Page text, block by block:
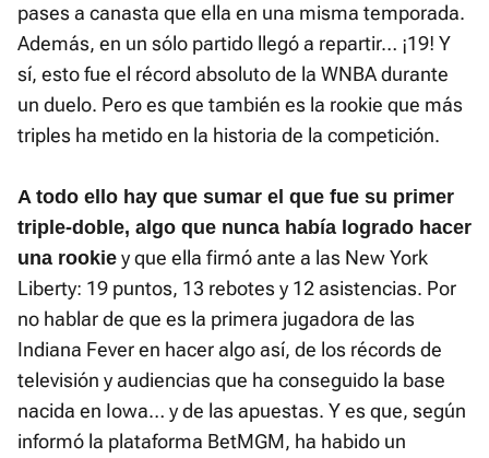
pases a canasta que ella en una misma temporada.
Además, en un sólo partido llegó a repartir… ¡19! Y
sí, esto fue el récord absoluto de la WNBA durante
un duelo. Pero es que también es la rookie que más
triples ha metido en la historia de la competición.
A todo ello hay que sumar el que fue su primer
triple-doble, algo que nunca había logrado hacer
una rookie y que ella firmó ante a las New York
Liberty: 19 puntos, 13 rebotes y 12 asistencias. Por
no hablar de que es la primera jugadora de las
Indiana Fever en hacer algo así, de los récords de
televisión y audiencias que ha conseguido la base
nacida en Iowa… y de las apuestas. Y es que, según
informó la plataforma BetMGM, ha habido un